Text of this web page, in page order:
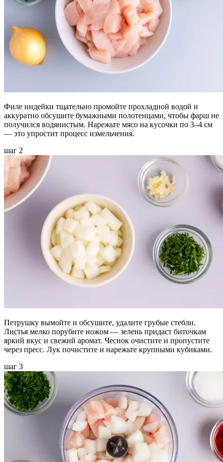
Филе индейки тщательно промойте прохладной водой и
аккуратно обсушите бумажными полотенцами, чтобы фарш не
получился водянистым. Нарежьте мясо на кусочки по 3–4 см
— это упростит процесс измельчения.
шаг 2
Петрушку вымойте и обсушите, удалите грубые стебли.
Листья мелко порубите ножом — зелень придаст биточкам
яркий вкус и свежий аромат. Чеснок очистите и пропустите
через пресс. Лук почистите и нарежьте крупными кубиками.
шаг 3